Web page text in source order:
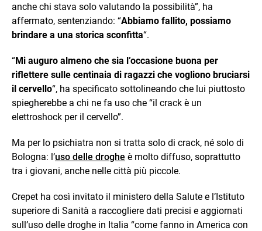
anche chi stava solo valutando la possibilità”, ha
affermato, sentenziando: “Abbiamo fallito, possiamo
brindare a una storica sconfitta“.
“Mi auguro almeno che sia l’occasione buona per
riflettere sulle centinaia di ragazzi che vogliono bruciarsi
il cervello“, ha specificato sottolineando che lui piuttosto
spiegherebbe a chi ne fa uso che “il crack è un
elettroshock per il cervello”.
Ma per lo psichiatra non si tratta solo di crack, né solo di
Bologna: l’uso delle droghe è molto diffuso, soprattutto
tra i giovani, anche nelle città più piccole.
Crepet ha così invitato il ministero della Salute e l’Istituto
superiore di Sanità a raccogliere dati precisi e aggiornati
sull’uso delle droghe in Italia “come fanno in America con